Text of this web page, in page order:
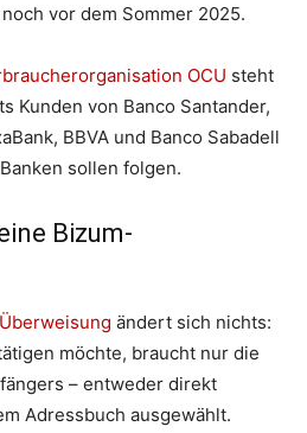
vor dem Sommer 2025.
OCU steht
Kunden von Banco Santander,
BBVA und Banco Sabadell
sollen folgen.
Bizum-
ändert sich nichts:
möchte, braucht nur die
– entweder direkt
Adressbuch ausgewählt.